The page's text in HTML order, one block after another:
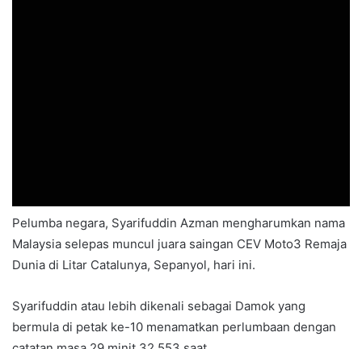
Pelumba negara, Syarifuddin Azman mengharumkan nama
Malaysia selepas muncul juara saingan CEV Moto3 Remaja
Dunia di Litar Catalunya, Sepanyol, hari ini.
Syarifuddin atau lebih dikenali sebagai Damok yang
bermula di petak ke-10 menamatkan perlumbaan dengan